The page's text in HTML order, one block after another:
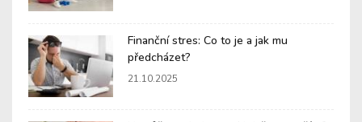
Finanční stres: Co to je a jak mu
předcházet?
21.10.2025